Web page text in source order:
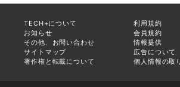
TECH+について
利用規約
お知らせ
会員規約
その他、お問い合わせ
情報提供
サイトマップ
広告について
著作権と転載について
個人情報の取